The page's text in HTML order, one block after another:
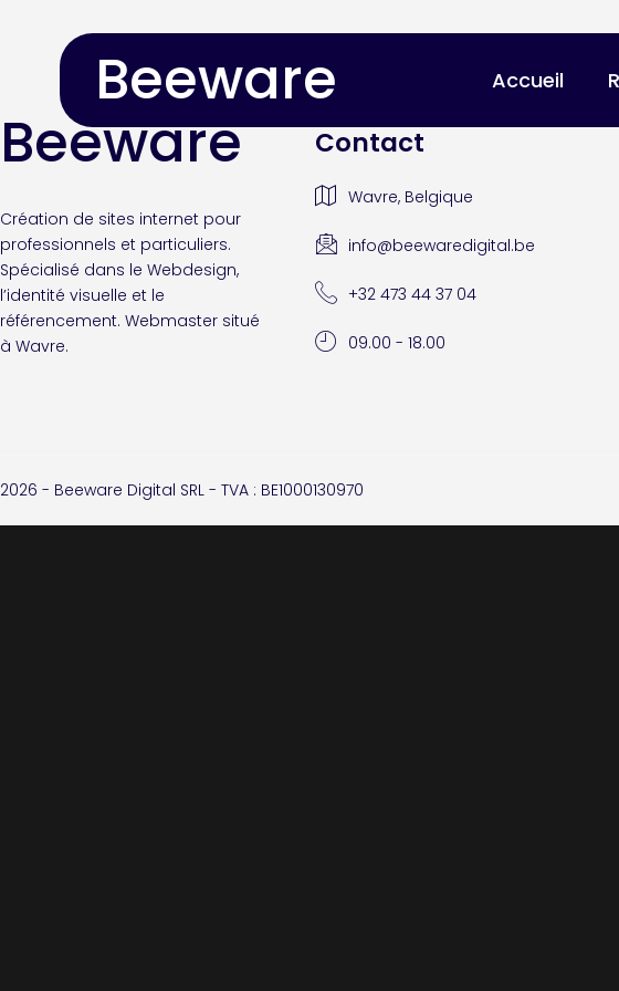
Beeware Accueil
Beeware
Création de sites internet pour
professionnels et particuliers.
Spécialisé dans le Webdesign,
l’identité visuelle et le
référencement. Webmaster situé
à Wavre.
Contact
Wavre, Belgique
info@beewaredigital.be
+32 473 44 37 04
09.00 - 18.00
2026 - Beeware Digital SRL - TVA : BE1000130970